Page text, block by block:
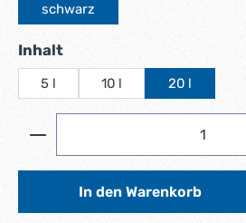
schwarz
Inhaltauswählen
5 l 10 l 20 l
Produkt Anzahl: Gib den
In den Warenkorb